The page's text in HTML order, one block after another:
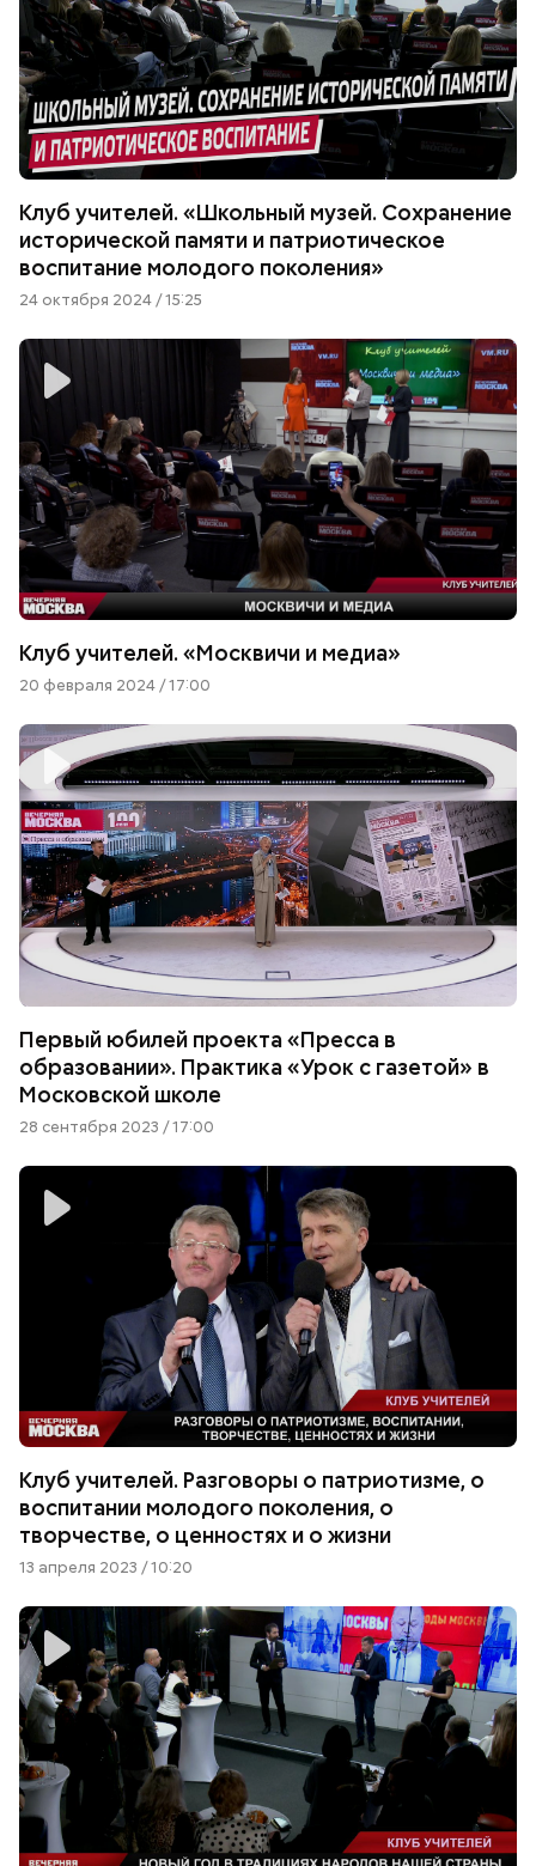
Клуб учителей. «Школьный музей. Сохранение
исторической памяти и патриотическое
воспитание молодого поколения»
24 октября 2024 / 15:25
Клуб учителей. «Москвичи и медиа»
20 февраля 2024 / 17:00
Первый юбилей проекта «Пресса в
образовании». Практика «Урок с газетой» в
Московской школе
28 сентября 2023 / 17:00
Клуб учителей. Разговоры о патриотизме, о
воспитании молодого поколения, о
творчестве, о ценностях и о жизни
13 апреля 2023 / 10:20